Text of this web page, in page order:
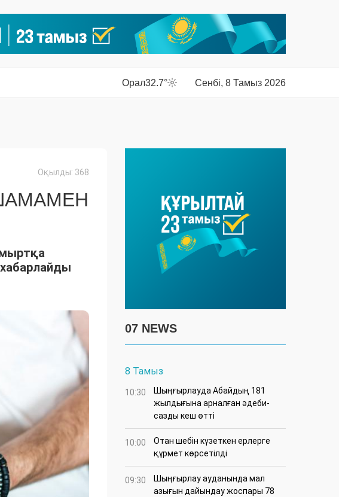
Орал32.7° Сенбі, 8 Тамыз 2026
Оқылды: 368
07 NEWS
8 Тамыз
10:30
Шыңғырлауда Абайдың 181
жылдығына арналған әдеби-
сазды кеш өтті
10:00
Отан шебін күзеткен ерлерге
құрмет көрсетілді
09:30
​Шыңғырлау ауданында мал
азығын дайындау жоспары 78